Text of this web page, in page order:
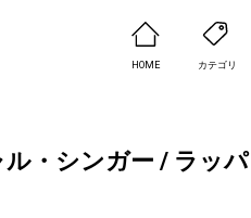
HOME カテゴリ
ル・シンガー / ラッパ